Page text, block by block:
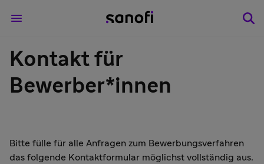
Kontakt für
Bewerber*innen
Bitte fülle für alle Anfragen zum Bewerbungsverfahren
das folgende Kontaktformular möglichst vollständig aus.